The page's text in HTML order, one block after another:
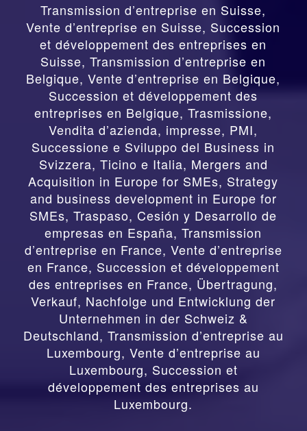
Transmission d’entreprise en Suisse,
Vente d’entreprise en Suisse, Succession
et développement des entreprises en
Suisse,Transmission d’entreprise en
Belgique, Vente d’entreprise en Belgique,
Succession et développement des
entreprises en Belgique,Trasmissione,
Vendita d’azienda, impresse, PMI,
Successione e Sviluppo del Business in
Svizzera, Ticino e Italia, Mergers and
Acquisition in Europe for SMEs, Strategy
and business development in Europe for
SMEs,Traspaso, Cesión y Desarrollo de
empresas en España,Transmission
d’entreprise en France, Vente d’entreprise
en France, Succession et développement
des entreprises en France, Übertragung,
Verkauf, Nachfolge und Entwicklung der
Unternehmen in der Schweiz &
Deutschland, Transmission d’entreprise au
Luxembourg, Vente d’entreprise au
Luxembourg, Succession et
développement des entreprises au
Luxembourg.